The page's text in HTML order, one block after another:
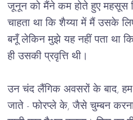
जूनून को मैंने कम होते हुए महसूस
चाहता था कि शैय्या में मैं उसके
बनूँ लेकिन मुझे यह नहीं पता था
ही उसकी प्रवृत्ति थी।
उन चंद लैंगिक अवसरों के बाद,
जाते - फोरप्ले के, जैसे चुम्बन